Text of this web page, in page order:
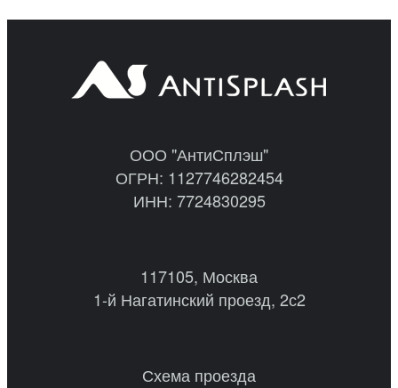
ООО "АнтиСплэш"
ОГРН: 1127746282454
ИНН: 7724830295
117105, Москва
1-й Нагатинский проезд, 2с2
Схема проезда